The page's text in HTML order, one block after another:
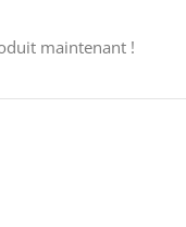
maintenant !